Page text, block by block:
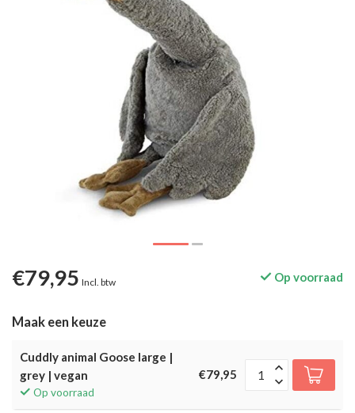
€79,95 Incl. btw Op voorraad
Maak een keuze
Cuddly animal Goose large |
grey | vegan
Op voorraad
€79,95